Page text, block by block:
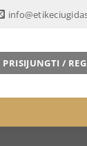
PRISIJUNGTI /